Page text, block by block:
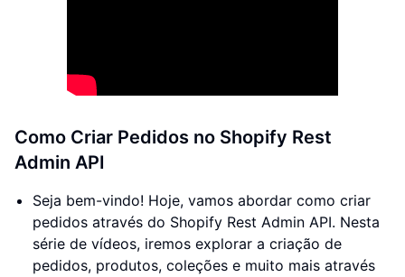
Como Criar Pedidos no Shopify Rest
Admin API
Seja bem-vindo! Hoje, vamos abordar como criar
pedidos através do Shopify Rest Admin API. Nesta
série de vídeos, iremos explorar a criação de
pedidos, produtos, coleções e muito mais através